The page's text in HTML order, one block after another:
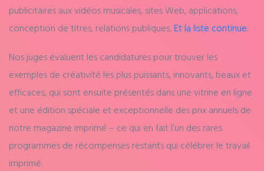
publicitaires aux vidéos musicales, sites Web, applications,
conception de titres, relations publiques,Et la liste continue.
Nos juges évaluent les candidatures pour trouver les
exemples de créativité les plus puissants, innovants, beaux et
efficaces, qui sont ensuite présentés dans une vitrine en ligne
et une édition spéciale et exceptionnelle des prix annuels de
notre magazine imprimé – ce qui en fait l’un des rares
programmes de récompenses restants qui célébrer le travail
imprimé.